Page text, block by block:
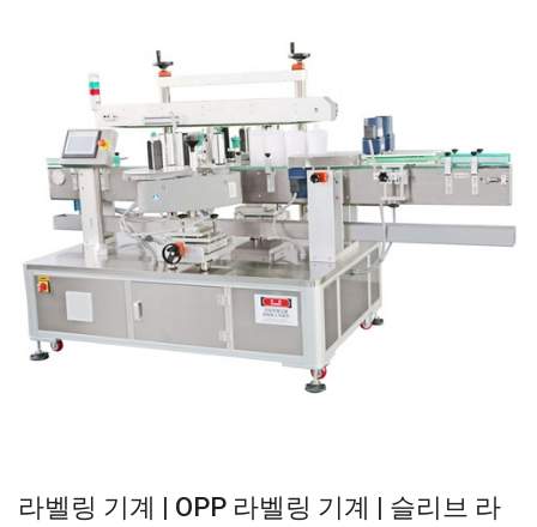
라벨링 기계 | OPP 라벨링 기계 | 슬리브 라